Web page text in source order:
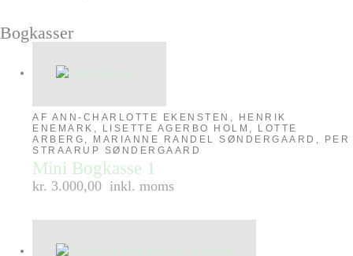
Bogkasser
AF ANN-CHARLOTTE EKENSTEN, HENRIK
ENEMARK, LISETTE AGERBO HOLM, LOTTE
ARBERG, MARIANNE RANDEL SØNDERGAARD, PER
STRAARUP SØNDERGAARD
Mini Bogkasse 1
kr. 3.000,00 inkl. moms